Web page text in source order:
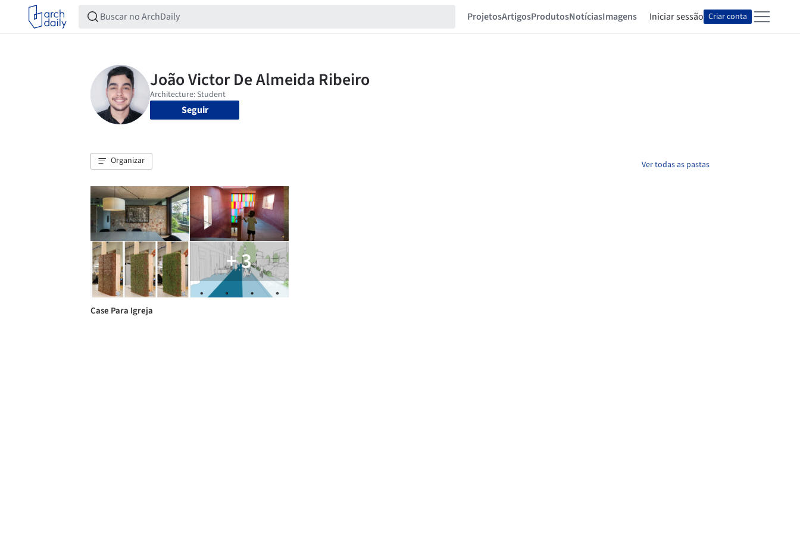
ProjetosArtigosProdutosNotíciasImagens Iniciar sessão Criar conta
Seguir
Organizar Ver todas as pastas
+ 3
Case Para Igreja